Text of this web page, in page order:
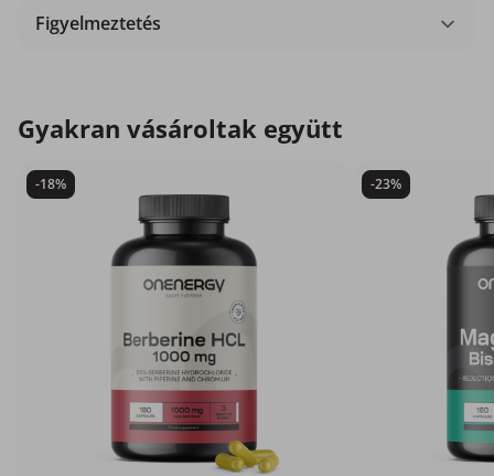
Figyelmeztetés
Gyakran vásároltak együtt
-18% -23%